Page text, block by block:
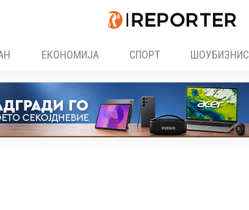
ЕКОНОМИЈА СПОРТ ШОУБИЗНИС